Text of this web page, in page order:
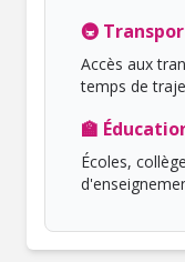
🚇
Accès aux
temps de
🏫
Écoles,